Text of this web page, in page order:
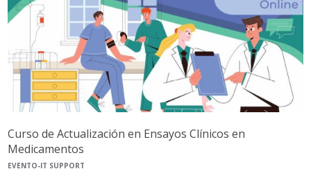
Curso de Actualización en Ensayos Clínicos en
Medicamentos
EVENTO-IT SUPPORT